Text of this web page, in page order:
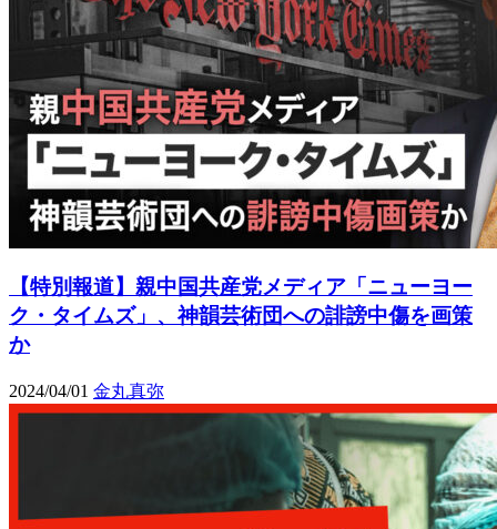
【特別報道】親中国共産党メディア「ニューヨー
ク・タイムズ」、神韻芸術団への誹謗中傷を画策
か
2024/04/01 金丸真弥